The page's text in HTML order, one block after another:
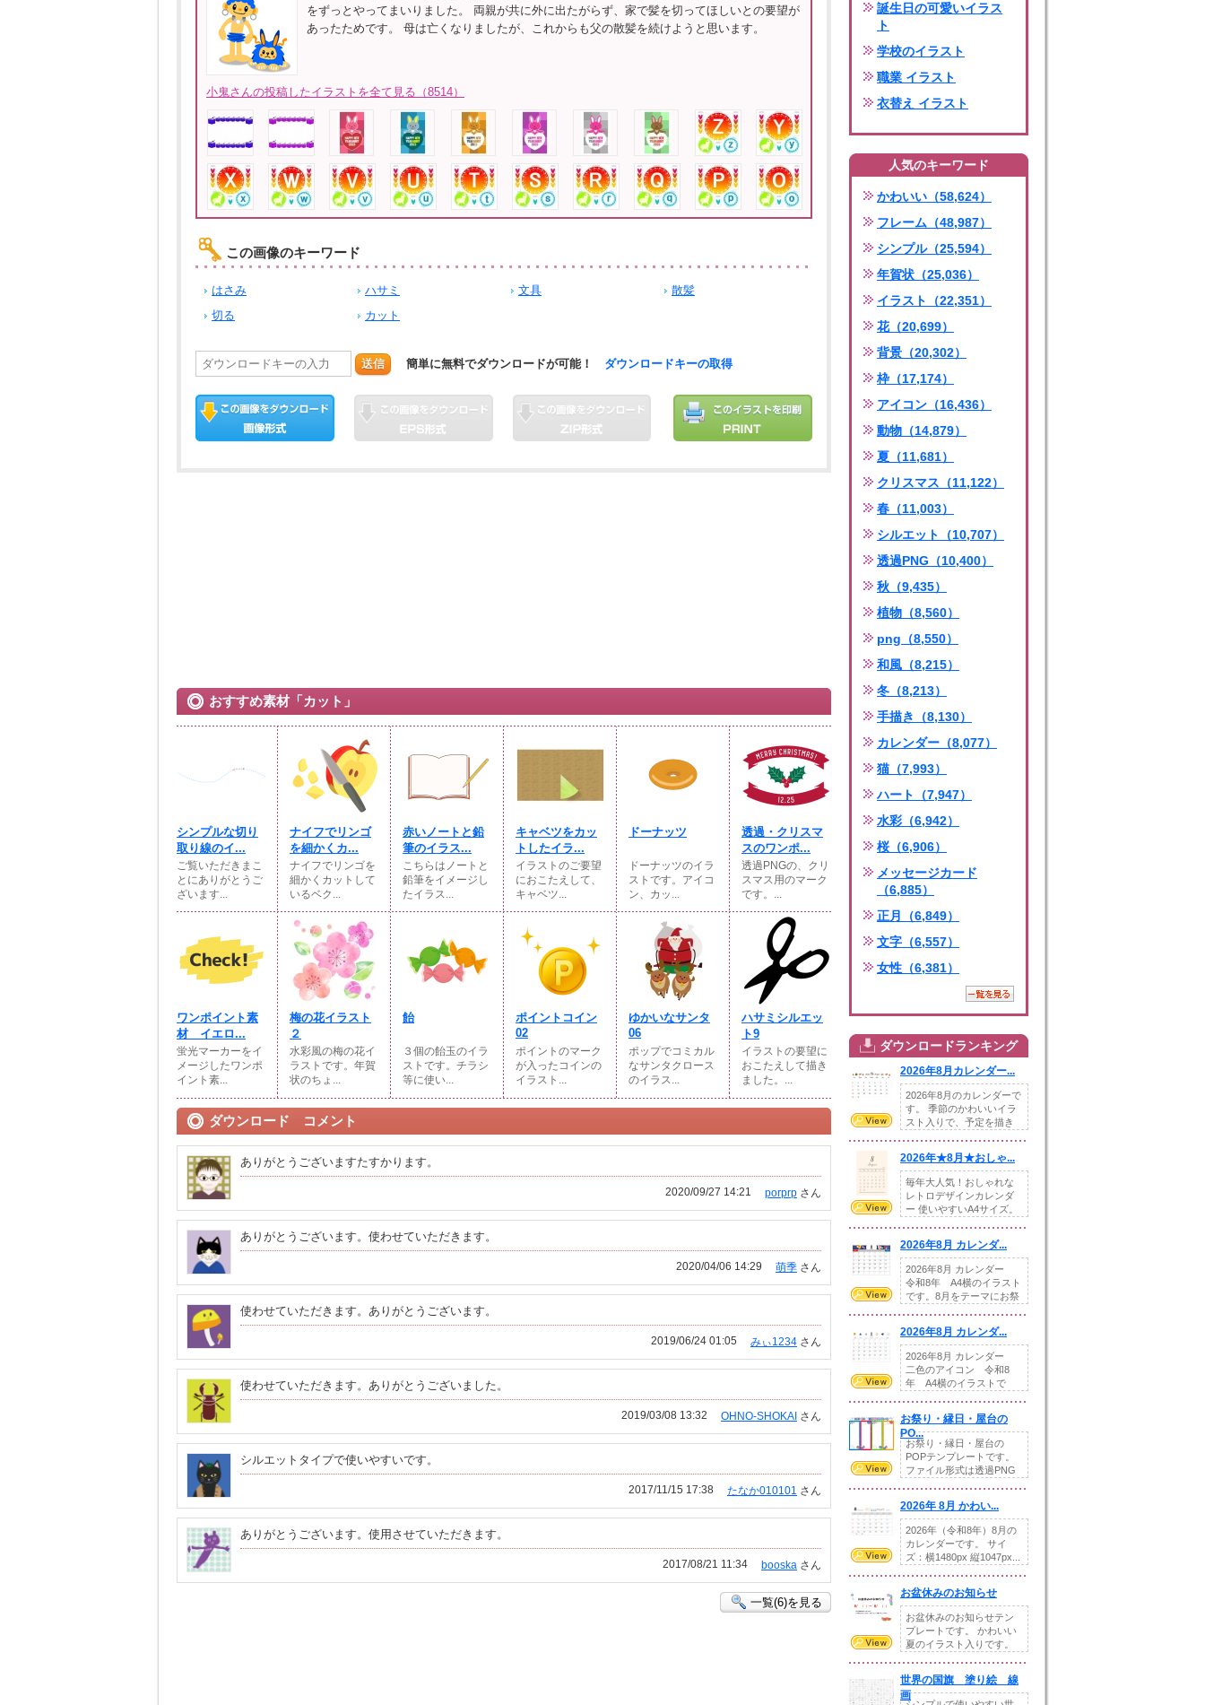
をずっとやってまいりました。 両親が共に外に出たがらず、家で髪を切ってほしいとの要望が
あったためです。 母は亡くなりましたが、これからも父の散髪を続けようと思います。
小鬼さんの投稿したイラストを全て見る（8514）
この画像のキーワード
はさみ ハサミ 文具
散髪
切る
カット
送信 簡単に無料でダウンロードが可能！ ダウンロードキーの取得
おすすめ素材「カット」
シンプルな切り
取り線のイ...
ご覧いただきまこ
とにありがとうご
ざいます...
ナイフでリンゴ
を細かくカ...
ナイフでリンゴを
細かくカットして
いるベク...
赤いノートと鉛
筆のイラス...
こちらはノートと
鉛筆をイメージし
たイラス...
キャベツをカッ
トしたイラ...
イラストのご要望
におこたえして、
キャベツ...
ドーナッツ
ドーナッツのイラ
ストです。アイコ
ン、カッ...
透過・クリスマ
スのワンポ...
透過PNGの、クリ
スマス用のマーク
です。...
ワンポイント素
材 イエロ...
蛍光マーカーをイ
メージしたワンポ
イント素...
梅の花イラスト
２
水彩風の梅の花イ
ラストです。年賀
状のちょ...
飴
３個の飴玉のイラ
ストです。チラシ
等に使い...
ポイントコイン
02
ポイントのマーク
が入ったコインの
イラスト...
ゆかいなサンタ
06
ポップでコミカル
なサンタクロース
のイラス...
ハサミシルエッ
ト9
イラストの要望に
おこたえして描き
ました。...
ダウンロード コメント
ありがとうございますたすかります。
porprp さん
2020/09/27 14:21
ありがとうございます。使わせていただきます。
萌季 さん
2020/04/06 14:29
使わせていただきます。ありがとうございます。
みぃ1234 さん
2019/06/24 01:05
使わせていただきます。ありがとうございました。
OHNO-SHOKAI さん
2019/03/08 13:32
シルエットタイプで使いやすいです。
たなか010101 さん
2017/11/15 17:38
ありがとうございます。使用させていただきます。
booska さん
2017/08/21 11:34
一覧(6)を見る
誕生日の可愛いイラス
ト
学校のイラスト
職業 イラスト
衣替え イラスト
人気のキーワード
かわいい（58,624）
フレーム（48,987）
シンプル（25,594）
年賀状（25,036）
イラスト（22,351）
花（20,699）
背景（20,302）
枠（17,174）
アイコン（16,436）
動物（14,879）
夏（11,681）
クリスマス（11,122）
春（11,003）
シルエット（10,707）
透過PNG（10,400）
秋（9,435）
植物（8,560）
png（8,550）
和風（8,215）
冬（8,213）
手描き（8,130）
カレンダー（8,077）
猫（7,993）
ハート（7,947）
水彩（6,942）
桜（6,906）
メッセージカード
（6,885）
正月（6,849）
文字（6,557）
女性（6,381）
ダウンロードランキング
2026年8月カレンダー...
2026年8月のカレンダーで
す。 季節のかわいいイラ
スト入りで、予定を描き
2026年★8月★おしゃ...
毎年大人気！おしゃれな
レトロデザインカレンダ
ー 使いやすいA4サイズ。
2026年8月 カレンダ...
2026年8月 カレンダー
令和8年 A4横のイラスト
です。8月をテーマにお祭
2026年8月 カレンダ...
2026年8月 カレンダー
二色のアイコン 令和8
年 A4横のイラストで
お祭り・縁日・屋台の
PO...
お祭り・縁日・屋台の
POPテンプレートです。
ファイル形式は透過PNG
2026年 8月 かわい...
2026年（令和8年）8月の
カレンダーです。 サイ
ズ：横1480px 縦1047px...
お盆休みのお知らせ
お盆休みのお知らせテン
プレートです。 かわいい
夏のイラスト入りです。
世界の国旗 塗り絵 線
画